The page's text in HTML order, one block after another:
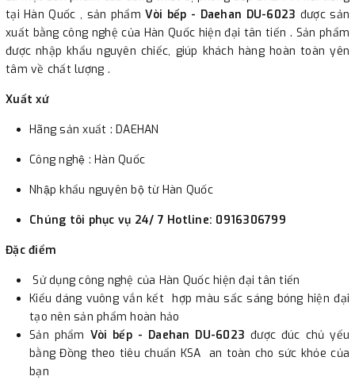
hoặc với những đơn đặt hàng ngoài nội thành Hà Nội.
Chúng tôi sẽ thu tiền trước 100% giá trị hàng + phí vận
chuyển theo cước phí tính trong chính sách vận chuyển
bằng phương thức chuyển khoản trước khi giao hàng.
- Sau khi có thông tin xác thực đã chuyển tiền của quý
khách, chúng tôi sẽ thực hiện đơn hàng theo yêu cầu.
tại Hàn Quốc , sản phẩmVòi bếp - Daehan DU-6023 được sản
xuất bằng công nghệ của Hàn Quốc hiện đại tân tiến . Sản phẩm
được nhập khẩu nguyên chiếc, giúp khách hàng hoàn toàn yên
tâm về chất lượng .
Xuất xứ
Hãng sản xuất : DAEHAN
Công nghệ : Hàn Quốc
Nhập khẩu nguyên bộ từ Hàn Quốc
Chúng tôi phục vụ 24/ 7 Hotline: 0916306799
Đặc điểm
Sử dụng công nghệ của Hàn Quốc hiện đại tân tiến
Kiểu dáng vuông vắn kết hợp màu sấc sáng bóng hiện đại
tạo nên sản phẩm hoàn hảo
Sản phẩm Vòi bếp - Daehan DU-6023được đúc chủ yếu
bằng Đồng theo tiêu chuẩn KSA an toàn cho sức khỏe của
bạn